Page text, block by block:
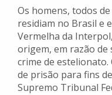
Os homens, todos
residiam no Brasil e
Vermelha da
origem, em razão
crime de estelionato.
de prisão para fins
Supremo Tribunal